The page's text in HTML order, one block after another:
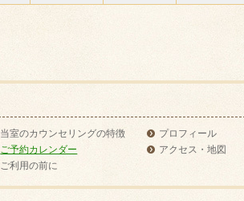
当室のカウンセリングの特徴
プロフィール
ご予約カレンダー
アクセス・地図
ご利用の前に